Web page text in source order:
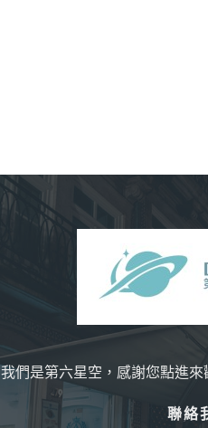
我們是第六星空，感謝您點進
聯絡